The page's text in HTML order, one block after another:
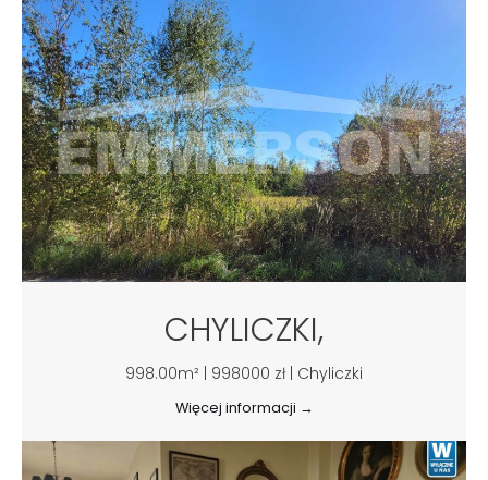
CHYLICZKI,
998.00m² | 998000 zł | Chyliczki
Więcej informacji →